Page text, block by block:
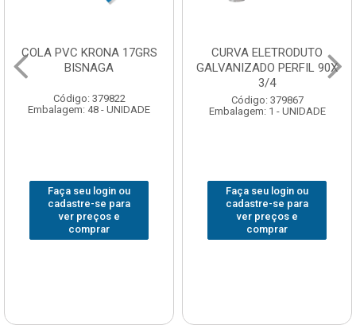
COLA PVC KRONA 17GRS
BISNAGA
Código: 379822
Embalagem: 48 - UNIDADE
Faça seu login ou
cadastre-se para
ver preços e
comprar
CURVA ELETRODUTO
GALVANIZADO PERFIL 90X
3/4
Código: 379867
Embalagem: 1 - UNIDADE
Faça seu login ou
cadastre-se para
ver preços e
comprar